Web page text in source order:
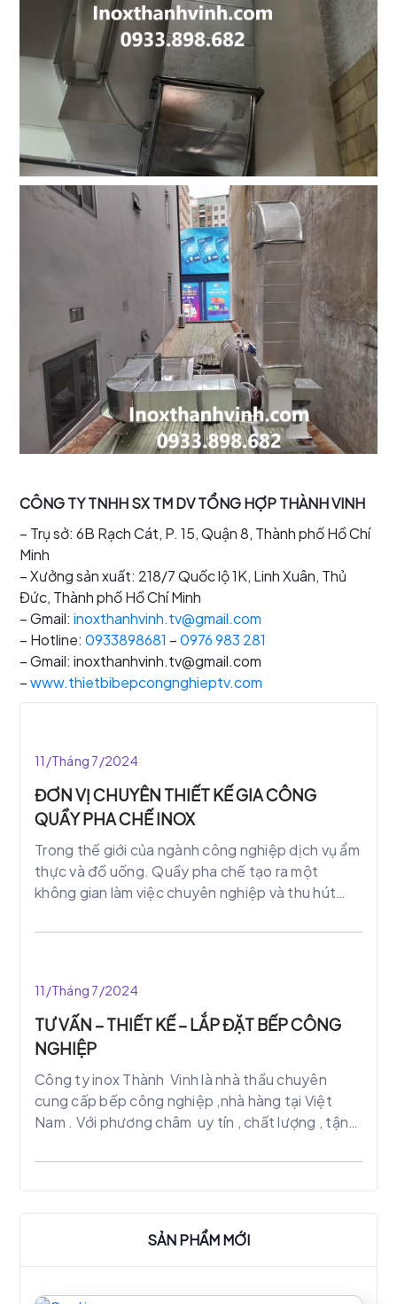
CÔNG TY TNHH SX TM DV TỔNG HỢP THÀNH VINH
– Trụ sở: 6B Rạch Cát, P. 15, Quận 8, Thành phố Hồ Chí
Minh
– Xưởng sản xuất: 218/7 Quốc lộ 1K, Linh Xuân, Thủ
Đức, Thành phố Hồ Chí Minh
– Gmail: inoxthanhvinh.tv@gmail.com
– Hotline: 0933898681 –0976 983 281
– Gmail: inoxthanhvinh.tv@gmail.com
–www.thietbibepcongnghieptv.com
11/Tháng 7/2024
ĐƠN VỊ CHUYÊN THIẾT KẾ GIA CÔNG
QUẦY PHA CHẾ INOX
Trong thế giới của ngành công nghiệp dịch vụ ẩm
thực và đồ uống. Quầy pha chế tạo ra một
không gian làm việc chuyên nghiệp và thu hút
của sự sáng tạo và năng động. Mà còn là biểu
11/Tháng 7/2024
TƯ VẤN – THIẾT KẾ – LẮP ĐẶT BẾP CÔNG
NGHIỆP
Công ty inox Thành Vinh là nhà thầu chuyên
cung cấp bếp công nghiệp ,nhà hàng tại Việt
Nam . Với phương châm uy tín , chất lượng , tận
nhiều nhà hàng , công ty , khách sạn ,trường học
SẢN PHẨM MỚI